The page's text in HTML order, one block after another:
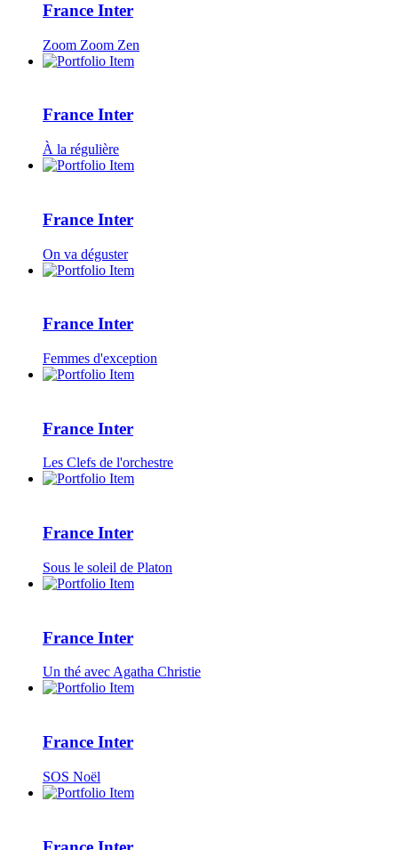
France Inter
Zoom Zoom Zen
France Inter
À la régulière
France Inter
On va déguster
France Inter
Femmes d'exception
France Inter
Les Clefs de l'orchestre
France Inter
Sous le soleil de Platon
France Inter
Un thé avec Agatha Christie
France Inter
SOS Noël